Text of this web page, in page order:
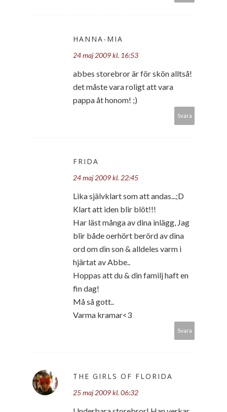
HANNA-MIA
24 maj 2009 kl. 16:53
abbes storebror är för skön alltså!
det måste vara roligt att vara
pappa åt honom! ;)
Svara
FRIDA
24 maj 2009 kl. 22:45
Lika självklart som att andas...;D
Klart att iden blir blöt!!!
Har läst många av dina inlägg, Jag
blir både oerhört berörd av dina
ord om din son & alldeles varm i
hjärtat av Abbe..
Hoppas att du & din familj haft en
fin dag!
Må så gott..
Varma kramar<3
Svara
THE GIRLS OF FLORIDA
25 maj 2009 kl. 06:32